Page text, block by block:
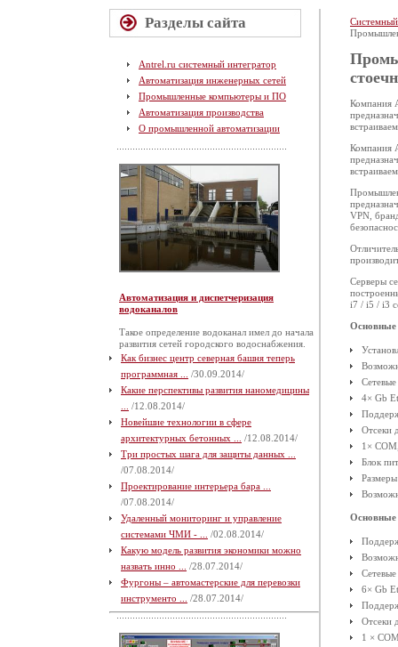
Разделы сайта
Antrel.ru системный интегратор
Автоматизация инженерных сетей
Промышленные компьютеры и ПО
Автоматизация производства
О промышленной автоматизации
Автоматизация и диспетчеризация
водоканалов
Такое определение водоканал имел до начала
развития сетей городского водоснабжения.
Как бизнес центр северная башня теперь
программная ...
/30.09.2014/
Какие перспективы развития наномедицины
/12.08.2014/
Новейшие технологии в сфере
архитектурных бетонных ...
/12.08.2014/
Три простых шага для защиты данных ...
/07.08.2014/
Проектирование интерьера бара ...
/07.08.2014/
Удаленный мониторинг и управление
системами ЧМИ - ...
/02.08.2014/
Какую модель развития экономики можно
назвать инно ...
/28.07.2014/
Фургоны – автомастерские для перевозки
инструменто ...
/28.07.2014/
Компания
Компания
VPN,
Серверы
i7 / i5 / i3
Основные
4× Gb
Отсеки
1×
Блок
Основные
6× Gb
Отсеки
1 ×